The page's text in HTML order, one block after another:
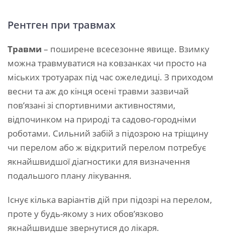
Рентген при травмах
Травми – поширене всесезонне явище. Взимку
можна травмуватися на ковзанках чи просто на
міських тротуарах під час ожеледиці. З приходом
весни та аж до кінця осені травми зазвичай
пов’язані зі спортивними активностями,
відпочинком на природі та садово-городніми
роботами. Сильний забій з підозрою на тріщину
чи перелом або ж відкритий перелом потребує
якнайшвидшої діагностики для визначення
подальшого плану лікування.
Існує кілька варіантів дій при підозрі на перелом,
проте у будь-якому з них обов’язково
якнайшвидше звернутися до лікаря.